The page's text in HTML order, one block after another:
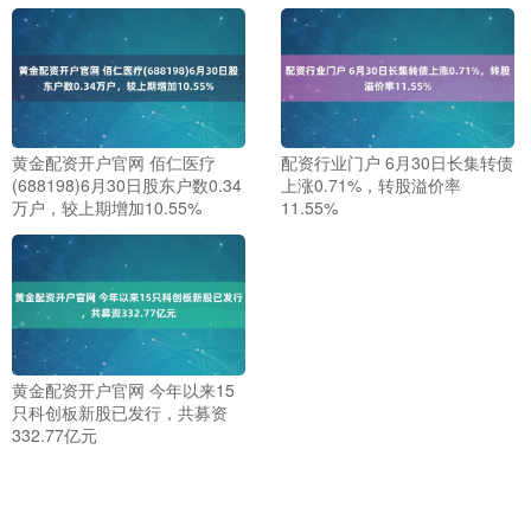
黄金配资开户官网 佰仁医疗
(688198)6月30日股东户数0.34
万户，较上期增加10.55%
配资行业门户 6月30日长集转债
上涨0.71%，转股溢价率
11.55%
黄金配资开户官网 今年以来15
只科创板新股已发行，共募资
332.77亿元